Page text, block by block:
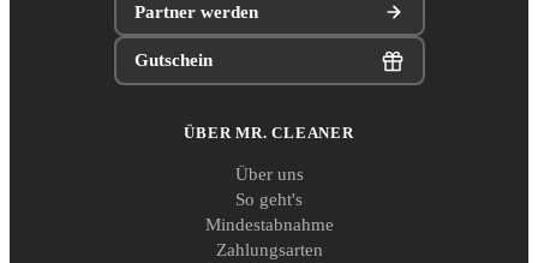
Partner werden
Gutschein
ÜBER MR. CLEANER
Über uns
So geht's
Mindestabnahme
Zahlungsarten